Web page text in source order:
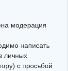
модерация
написать
личных
с просьбой